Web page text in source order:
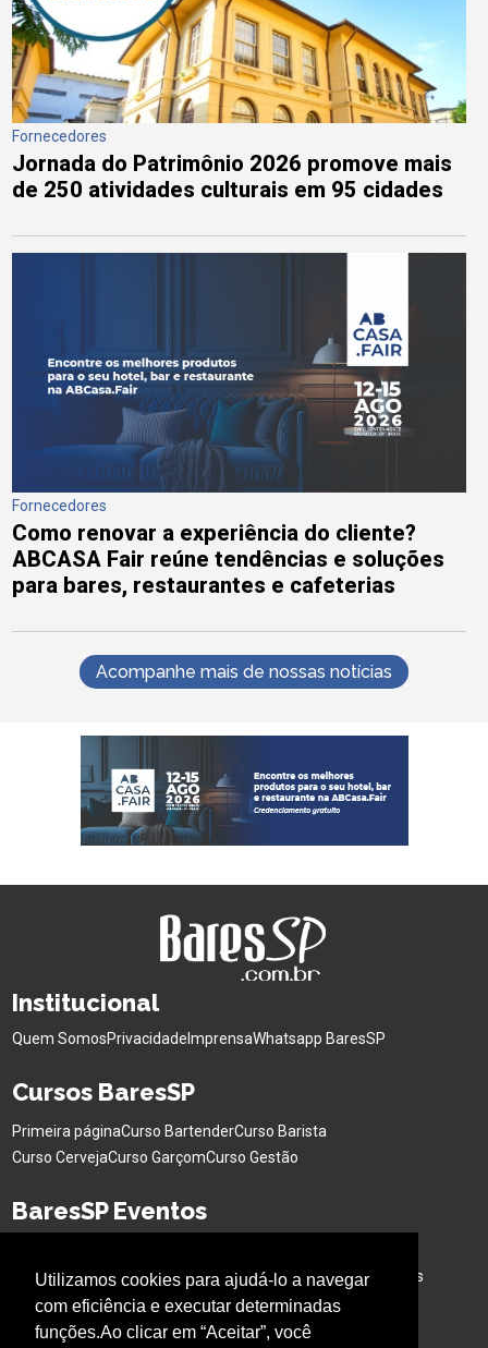
Utilizamos cookies para ajudá-lo a navegar
com eficiência e executar determinadas
funções.Ao clicar em “Aceitar”, você
Fornecedores
Jornada do Patrimônio 2026 promove mais
de 250 atividades culturais em 95 cidades
Fornecedores
Como renovar a experiência do cliente?
ABCASA Fair reúne tendências e soluções
para bares, restaurantes e cafeterias
Acompanhe mais de nossas notícias
Institucional
Quem SomosPrivacidade ImprensaWhatsapp BaresSP
Cursos BaresSP
Primeira páginaCurso BartenderCurso Barista
Curso CervejaCurso GarçomCurso Gestão
BaresSP Eventos
Cervejas EspeciaisWorkshops InterativoBuffet para Eventos
Bar Nas AlturasCaminhão para Eventos